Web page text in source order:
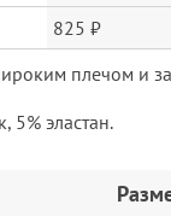
825 ₽
плечом и
5% эластан.